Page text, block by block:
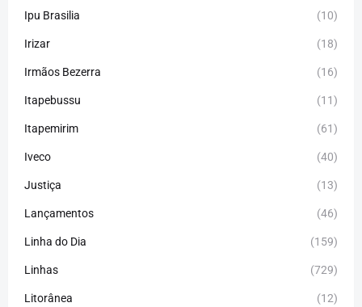
Ipu Brasilia (10)
Irizar (18)
Irmãos Bezerra (16)
Itapebussu (11)
Itapemirim (61)
Iveco (40)
Justiça (13)
Lançamentos (46)
Linha do Dia (159)
Linhas (729)
Litorânea (12)